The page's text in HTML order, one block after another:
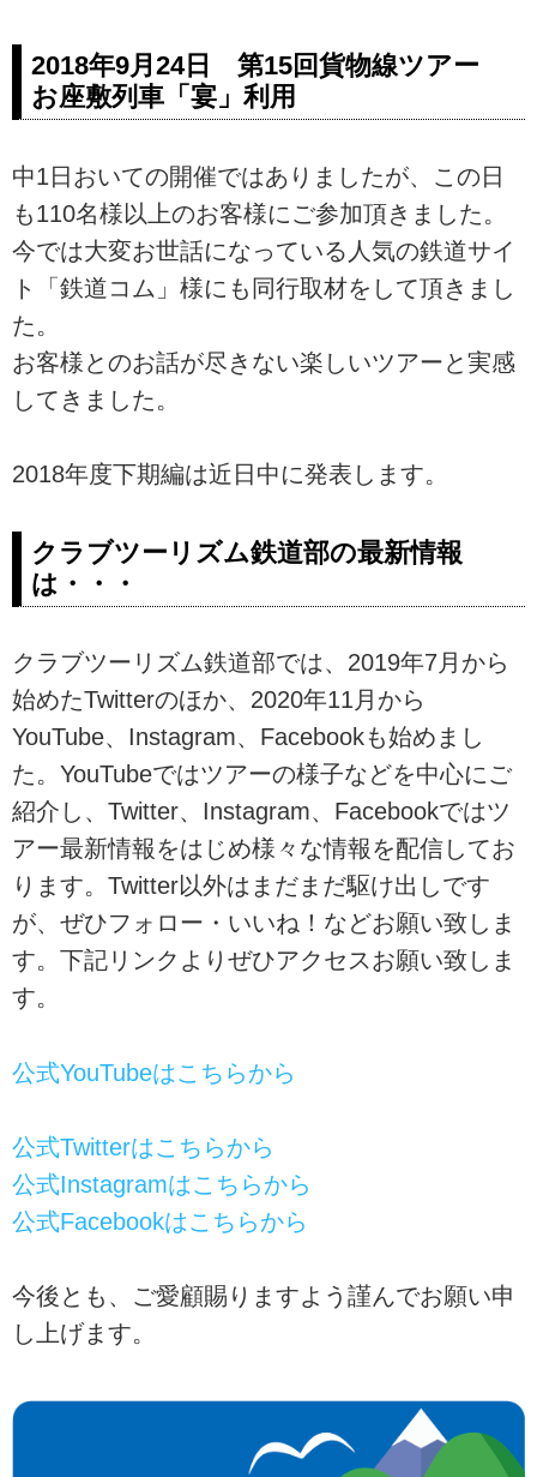
2018年9月24日 第15回貨物線ツアー
お座敷列車「宴」利用
中1日おいての開催ではありましたが、この日
も110名様以上のお客様にご参加頂きました。
今では大変お世話になっている人気の鉄道サイ
ト「鉄道コム」様にも同行取材をして頂きまし
た。
お客様とのお話が尽きない楽しいツアーと実感
してきました。
2018年度下期編は近日中に発表します。
クラブツーリズム鉄道部の最新情報
は・・・
クラブツーリズム鉄道部では、2019年7月から
始めたTwitterのほか、2020年11月から
YouTube、Instagram、Facebookも始めまし
た。YouTubeではツアーの様子などを中心にご
紹介し、Twitter、Instagram、Facebookではツ
アー最新情報をはじめ様々な情報を配信してお
ります。Twitter以外はまだまだ駆け出しです
が、ぜひフォロー・いいね！などお願い致しま
す。下記リンクよりぜひアクセスお願い致しま
す。
公式YouTubeはこちらから
公式Twitterはこちらから
公式Instagramはこちらから
公式Facebookはこちらから
今後とも、ご愛顧賜りますよう謹んでお願い申
し上げます。